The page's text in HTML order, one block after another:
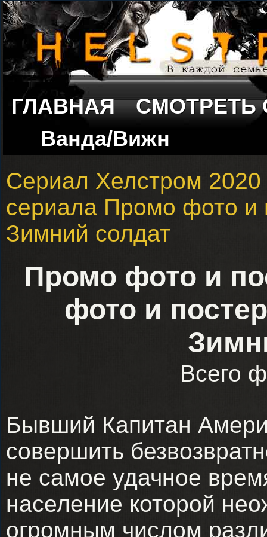
ГЛАВНАЯ
СМОТРЕТЬ
Ванда/Вижн
Сериал Хелстром 2020
сериала Промо фото и
Зимний солдат
Промо фото и
фото и
Всего
Бывший Капитан
совершить
не самое удачное
население которой
огромным числом